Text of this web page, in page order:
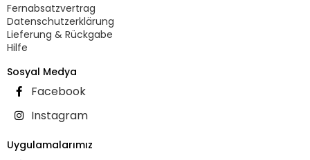
Fernabsatzvertrag
Datenschutzerklärung
Lieferung & Rückgabe
Hilfe
Sosyal Medya
Facebook
Instagram
Uygulamalarımız